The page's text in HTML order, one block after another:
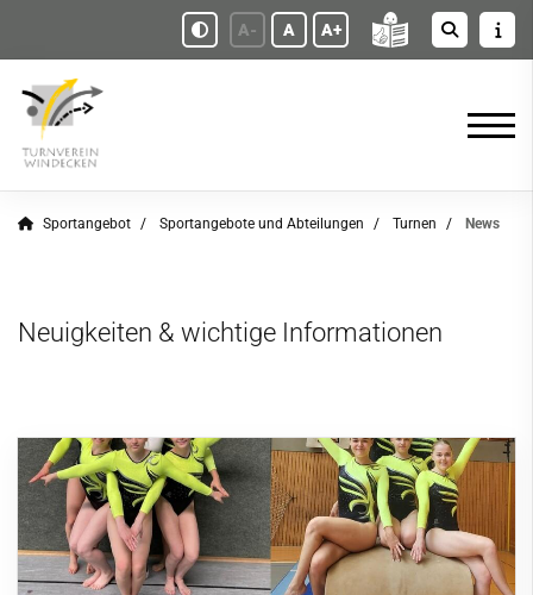
A- A A+
Sportangebot Sportangebote und Abteilungen Turnen News
Neuigkeiten & wichtige Informationen